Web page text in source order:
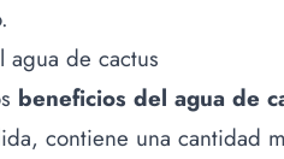
agua de cactus
beneficios del agua de
contiene una cantidad